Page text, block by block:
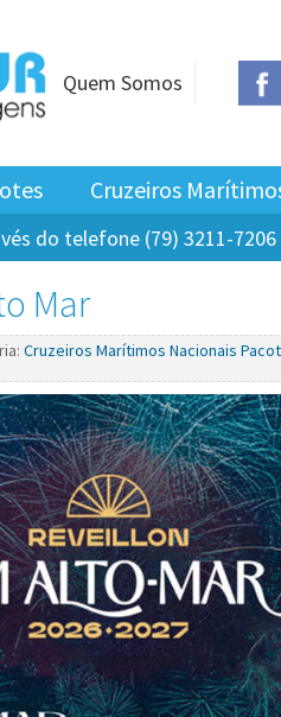
Quem Somos
Cruzeiros
do telefone (79) 3211-7206
Mar
Cruzeiros Marítimos Nacionais